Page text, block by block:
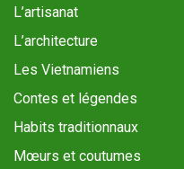
L’artisanat
L’architecture
Les Vietnamiens
Contes et légendes
Habits traditionnaux
Mœurs et coutumes